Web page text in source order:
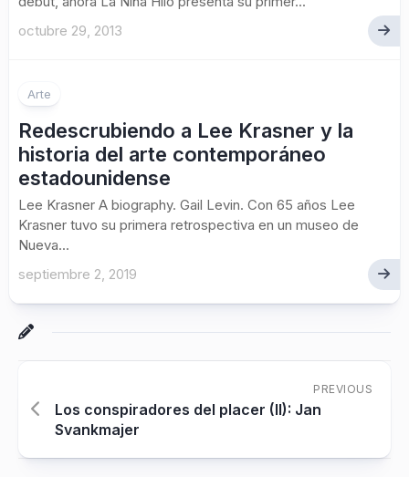
octubre 29, 2013
Arte
Redescrubiendo a Lee Krasner y la
historia del arte contemporáneo
estadounidense
Lee Krasner A biography. Gail Levin. Con 65 años Lee
Krasner tuvo su primera retrospectiva en un museo de
Nueva...
septiembre 2, 2019
PREVIOUS
Los conspiradores del placer (II): Jan
Svankmajer